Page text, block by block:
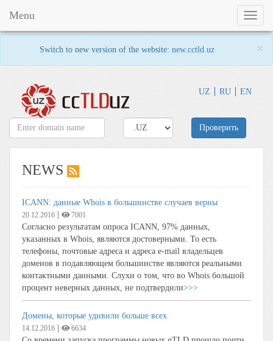
Switch to new version of the website: new.cctld.uz ×
UZ RU EN
Toggle
Menu
Проверить
NEWS
ICANN: данные Whois в большинстве случаев верны
20.12.2016 7001
Согласно результатам опроса ICANN, 97% данных,
указанных в Whois, являются достоверными. То есть
телефоны, почтовые адреса и адреса e-mail владельцев
доменов в подавляющем большинстве являются реальными
контактными данными. Слухи о том, что во Whois большой
процент неверных данных, не подтвердили>>>
Домены, которые удивили больше всех
14.12.2016 6634